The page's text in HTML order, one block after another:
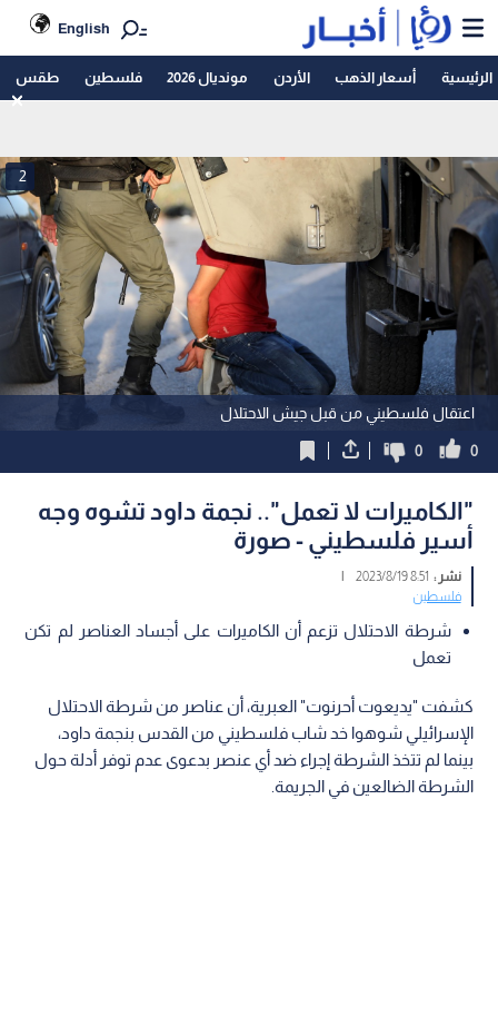
English
الرئيسية أسعار الذهب الأردن مونديال 2026 فلسطين طقس
اعتقال فلسطيني من قبل جيش الاحتلال
2
0
0
"الكاميرات لا تعمل".. نجمة داود تشوه وجه
أسير فلسطيني - صورة
نشر : 8:51 2023/8/19
|
فلسطين
شرطة الاحتلال تزعم أن الكاميرات على أجساد العناصر لم تكن
تعمل
كشفت "يديعوت أحرنوت" العبرية، أن عناصر من شرطة الاحتلال
الإسرائيلي شوهوا خد شاب فلسطيني من القدس بنجمة داود،
بينما لم تتخذ الشرطة إجراء ضد أي عنصر بدعوى عدم توفر أدلة حول
الشرطة الضالعين في الجريمة.